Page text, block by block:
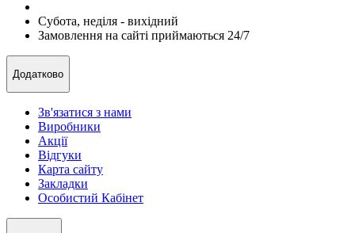
Субота, неділя - вихідний
Замовлення на сайті приймаються 24/7
Додатково
Зв'язатися з нами
Виробники
Акції
Відгуки
Карта сайту
Закладки
Особистий Кабінет